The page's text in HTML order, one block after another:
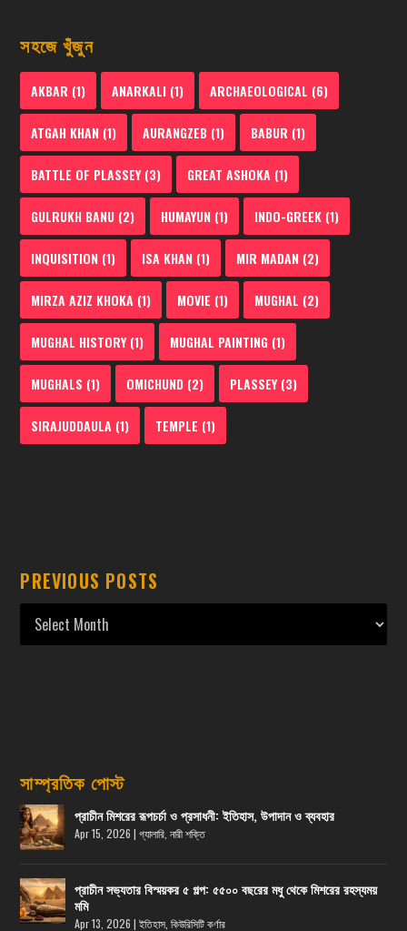
সহজে খুঁজুন
AKBAR (1) ANARKALI (1) ARCHAEOLOGICAL (6)
ATGAH KHAN (1) AURANGZEB (1) BABUR (1)
BATTLE OF PLASSEY(3) GREAT ASHOKA (1)
GULRUKH BANU (2) HUMAYUN (1) INDO-GREEK (1)
INQUISITION (1) ISA KHAN (1) MIR MADAN (2)
MIRZA AZIZ KHOKA (1) MOVIE (1) MUGHAL (2)
MUGHAL HISTORY(1) MUGHAL PAINTING (1)
MUGHALS (1) OMICHUND (2) PLASSEY(3)
SIRAJUDDAULA (1) TEMPLE (1)
PREVIOUS POSTS
সাম্প্রতিক পোস্ট
প্রাচীন মিশরের রূপচর্চা ও প্রসাধনী: ইতিহাস, উপাদান ও ব্যবহার
Apr 15, 2026 |গ্যালারি ,নারী শক্তি
প্রাচীন সভ্যতার বিস্ময়কর ৫ গল্প: ৫৫০০ বছরের মধু থেকে মিশরের রহস্যময়
মমি
Apr 13, 2026 |ইতিহাস ,কিউরিসিটি কর্ণার